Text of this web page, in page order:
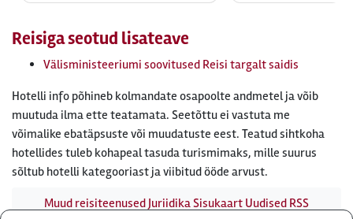
Reisiga seotud lisateave
Välisministeeriumi soovitused Reisi targalt saidis
Hotelli info põhineb kolmandate osapoolte andmetel ja võib
muutuda ilma ette teatamata. Seetõttu ei vastuta me
võimalike ebatäpsuste või muudatuste eest. Teatud sihtkoha
hotellides tuleb kohapeal tasuda turismimaks, mille suurus
sõltub hotelli kategooriast ja viibitud ööde arvust.
Muud reisiteenusedJuriidikaSisukaart Uudised RSS